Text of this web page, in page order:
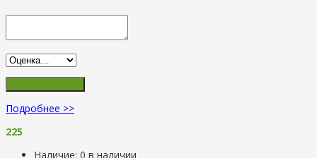
Подробнее >>
225
Наличие: 0 в наличии